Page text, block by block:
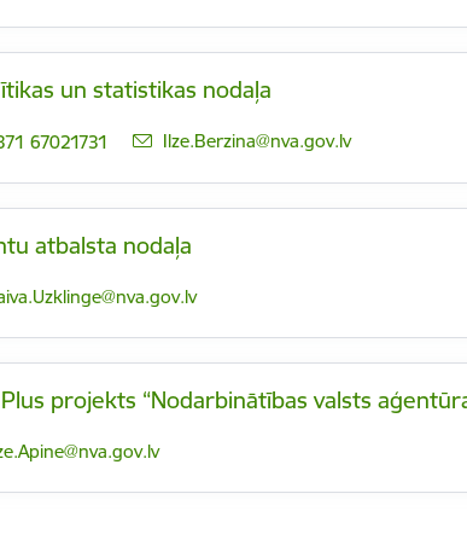
un statistikas nodaļa
67021731 E-pasts:
Ilze.Berzina@nva.gov.lv
atbalsta nodaļa
pasts:
Plus projekts “Nodarbinātības valsts
pasts: